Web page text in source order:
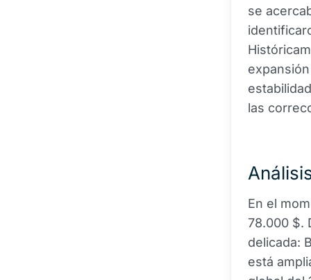
se
las
En el
78.000 $.
delicada:
está